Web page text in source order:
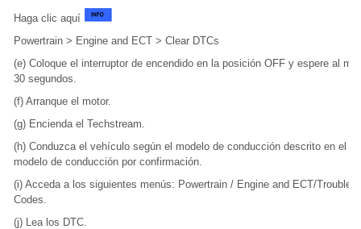
Haga clic aquí
Powertrain > Engine and ECT > Clear DTCs
(e) Coloque el interruptor de encendido en la posición OFF y espere al
30 segundos.
(f) Arranque el motor.
(g) Encienda el Techstream.
(h) Conduzca el vehículo según el modelo de conducción descrito en el
modelo de conducción por confirmación.
(i) Acceda a los siguientes menús: Powertrain / Engine and ECT/Trouble
Codes.
(j) Lea los DTC.